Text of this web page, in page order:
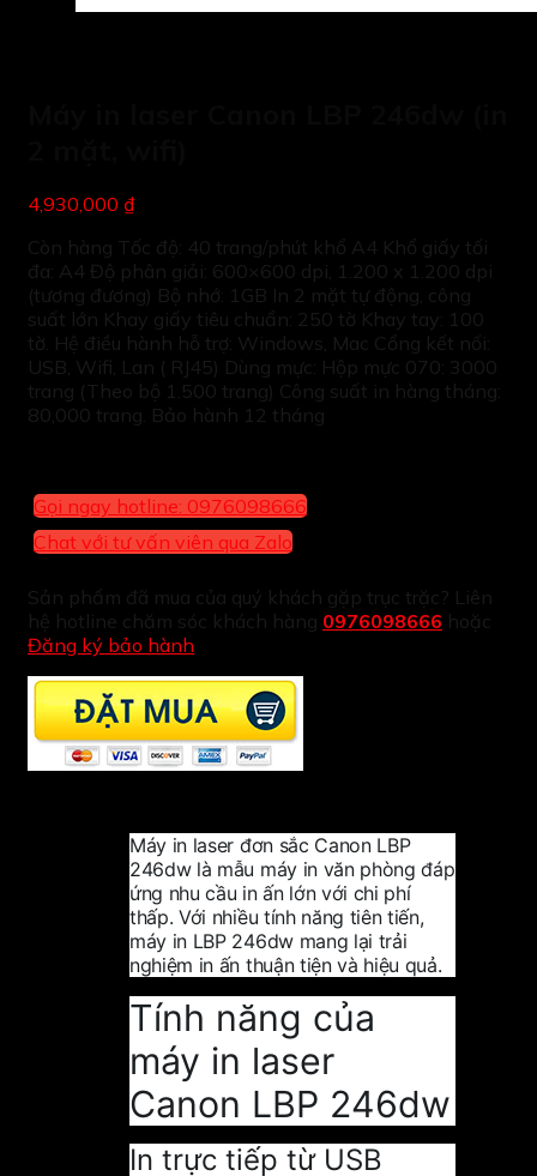
4,930,000 ₫
Còn hàng Tốc độ: 40 trang/phút khổ A4 Khổ giấy tối
đa: A4 Độ phân giải: 600×600 dpi, 1.200 x 1.200 dpi
(tương đương) Bộ nhớ: 1GB In 2 mặt tự động, công
suất lớn Khay giấy tiêu chuẩn: 250 tờ Khay tay: 100
tờ. Hệ điều hành hỗ trợ: Windows, Mac Cổng kết nối:
USB, Wifi, Lan ( RJ45) Dùng mực: Hộp mực 070: 3000
trang (Theo bộ 1.500 trang) Công suất in hàng tháng:
80,000 trang. Bảo hành 12 tháng
Gọi ngay hotline: 0976098666
Chat với tư vấn viên qua Zalo
Sản phẩm đã mua của quý khách gặp trục trặc? Liên
hệ hotline chăm sóc khách hàng 0976098666 hoặc
Đăng ký bảo hành
Máy in laser đơn sắc Canon LBP
246dw là mẫu máy in văn phòng đáp
ứng nhu cầu in ấn lớn với chi phí
thấp. Với nhiều tính năng tiên tiến,
máy in LBP 246dw mang lại trải
nghiệm in ấn thuận tiện và hiệu quả.
Tính năng của
máy in laser
Canon LBP 246dw
In trực tiếp từ USB